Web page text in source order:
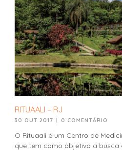
RITUAALI – RJ
30 OUT 2017 0 COMENTÁRIO
O Rituaali é um Centro de
que tem como objetivo a busca